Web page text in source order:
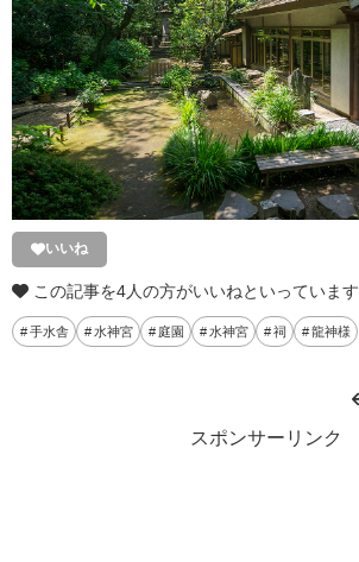
いいね
この記事を4人の方がいいねといっています
手水舎 水神宮 庭園 水神宮 祠 龍神様
スポンサーリンク